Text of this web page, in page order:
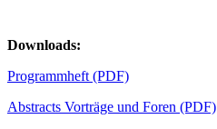
Downloads:
Programmheft (PDF)
Abstracts Vorträge und Foren (PDF)